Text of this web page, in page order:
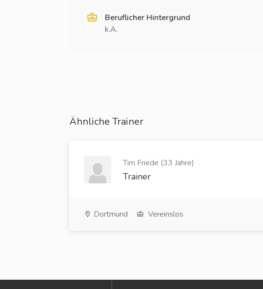
Beruflicher Hintergrund
k.A.
Ähnliche Trainer
Tim Friede (33 Jahre)
Trainer
Dortmund Vereinslos